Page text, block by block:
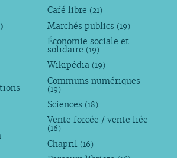
Café libre (21)
Marchés publics (19)
Économie sociale et
solidaire (19)
Wikipédia (19)
Communs numériques
(19)
Sciences (18)
Vente forcée / vente liée
(16)
Chapril (16)